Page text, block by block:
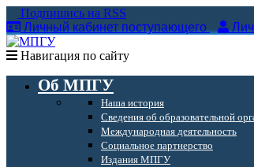
Подпишись на RSS
Личный кабинет поступающего
Навигация по сайту
Об МПГУ
Наша история
Сведения об образовательной
Международная деятельность
Социальное партнерство
Издания МПГУ